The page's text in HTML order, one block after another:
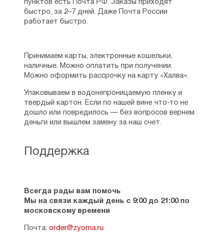
Поддержка
Всегда рады вам помочь
Мы на связи каждый день с 9:00 до 21:00 по
московскому времени
Почта: order@zyorna.ru
пунктов есть Почта РФ. Заказы приходят
быстро, за 2–7 дней. Даже Почта России
работает быстро.
Принимаем карты, электронные кошельки,
наличные. Можно оплатить при получении.
Можно оформить рассрочку на карту «Халва».
Упаковываем в водонепроницаемую пленку и
твердый картон. Если по нашей вине что-то не
дошло или повредилось — без вопросов вернем
деньги или вышлем замену за наш счет.